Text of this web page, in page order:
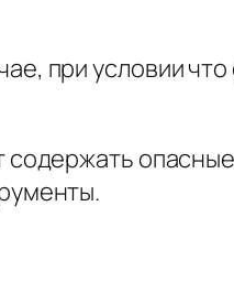
при условии
содержать